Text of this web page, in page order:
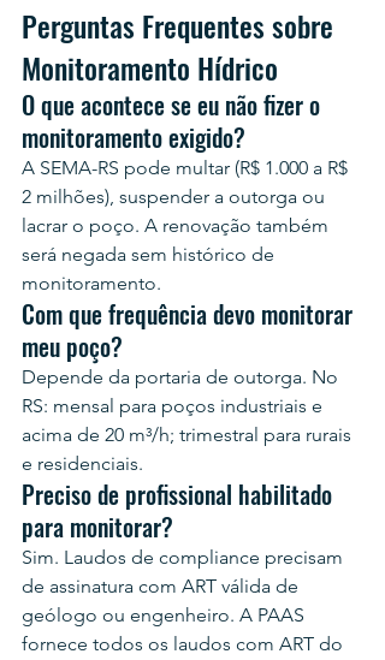
Perguntas Frequentes sobre
Monitoramento Hídrico
O que acontece se eu não fizer o
monitoramento exigido?
A SEMA-RS pode multar (R$ 1.000 a R$
2 milhões), suspender a outorga ou
lacrar o poço. A renovação também
será negada sem histórico de
monitoramento.
Com que frequência devo monitorar
meu poço?
Depende da portaria de outorga. No
RS: mensal para poços industriais e
acima de 20 m³/h; trimestral para rurais
e residenciais.
Preciso de profissional habilitado
para monitorar?
Sim. Laudos de compliance precisam
de assinatura com ART válida de
geólogo ou engenheiro. A PAAS
fornece todos os laudos com ART do